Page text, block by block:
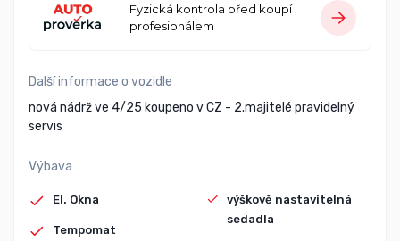
Fyzická kontrola před koupí
profesionálem
Další informace o vozidle
nová nádrž ve 4/25 koupeno v CZ - 2.majitelé pravidelný
servis
Výbava
El. Okna
Tempomat
výškově nastavitelná
sedadla